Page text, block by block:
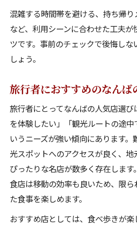
混雑する時間帯を避ける、持ち帰
など、利用シーンに合わせた工夫が
ツです。事前のチェックで後悔しな
しょう。
旅行者におすすめのなんば
旅行者にとってなんばの人気店選
を体験したい」「観光ルートの途
いうニーズが強い傾向にあります
光スポットへのアクセスが良く、
ぴったりな名店が数多く存在しま
食店は移動の効率も良いため、限
た食事を楽しめます。
おすすめ店としては、食べ歩きが楽